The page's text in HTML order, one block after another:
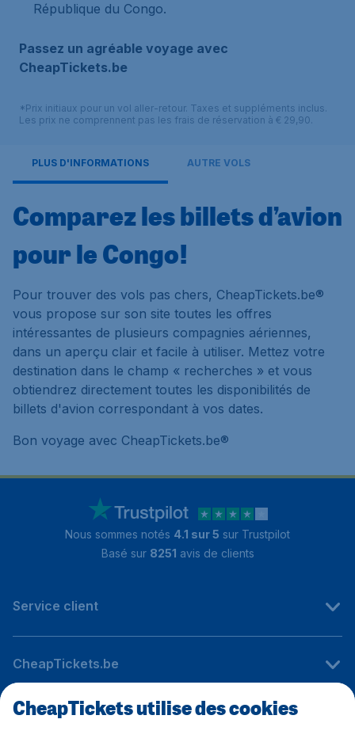
République du Congo.
Passez un agréable voyage avec
CheapTickets.be
*Prix initiaux pour un vol aller-retour. Taxes et suppléments inclus.
Les prix ne comprennent pas les frais de réservation à € 29,90.
PLUS D'INFORMATIONS AUTRE VOLS
Comparez les billets d’avion
pour le Congo!
Pour trouver des vols pas chers, CheapTickets.be®
vous propose sur son site toutes les offres
intéressantes de plusieurs compagnies aériennes,
dans un aperçu clair et facile à utiliser. Mettez votre
destination dans le champ « recherches » et vous
obtiendrez directement toutes les disponibilités de
billets d'avion correspondant à vos dates.
Bon voyage avec CheapTickets.be®
Nous sommes notés 4.1 sur 5 sur Trustpilot
Basé sur 8251 avis de clients
Service client
CheapTickets.be
Sites internationaux
CheapTickets utilise des cookies